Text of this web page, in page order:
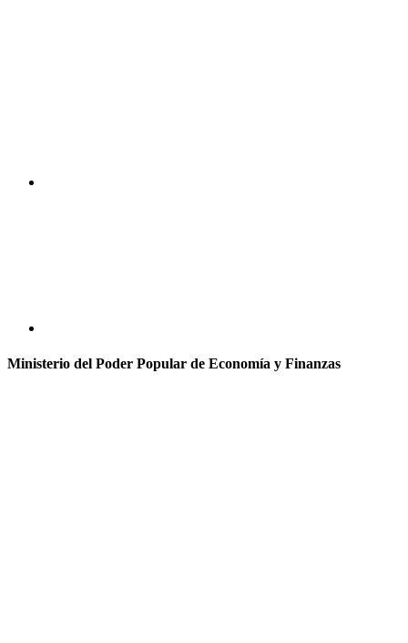
Ministerio del Poder Popular de Economía y Finanzas